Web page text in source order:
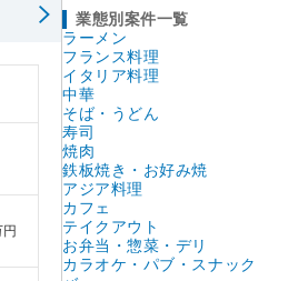
業態別案件一覧
ラーメン
フランス料理
イタリア料理
中華
そば・うどん
寿司
焼肉
鉄板焼き・お好み焼
アジア料理
カフェ
テイクアウト
お弁当・惣菜・デリ
カラオケ・パブ・スナック